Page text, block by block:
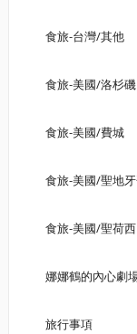
食旅-台灣/其他
食旅-美國/洛杉磯
食旅-美國/費城
食旅-美國/聖地
食旅-美國/聖荷西
娜娜鶴的內心劇
旅行事項